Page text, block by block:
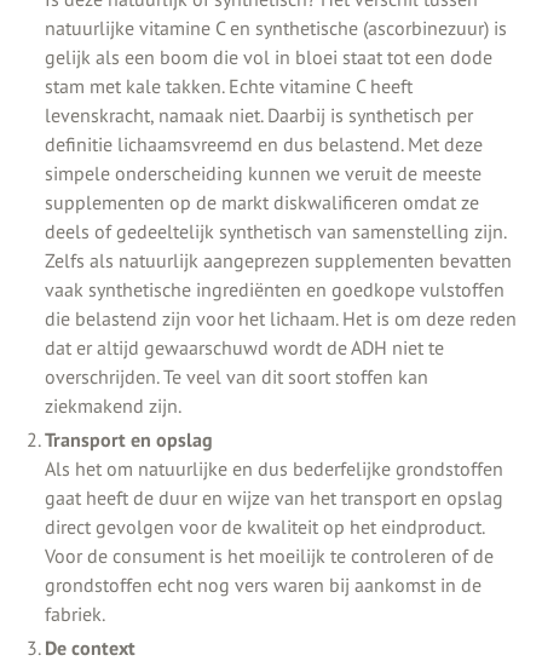
natuurlijke vitamine C en synthetische (ascorbinezuur) is
gelijk als een boom die vol in bloei staat tot een dode
stam met kale takken. Echte vitamine C heeft
levenskracht, namaak niet. Daarbij is synthetisch per
definitie lichaamsvreemd en dus belastend. Met deze
simpele onderscheiding kunnen we veruit de meeste
supplementen op de markt diskwalificeren omdat ze
deels of gedeeltelijk synthetisch van samenstelling zijn.
Zelfs als natuurlijk aangeprezen supplementen bevatten
vaak synthetische ingrediënten en goedkope vulstoffen
die belastend zijn voor het lichaam. Het is om deze reden
dat er altijd gewaarschuwd wordt de ADH niet te
overschrijden. Te veel van dit soort stoffen kan
ziekmakend zijn.
Transport en opslag
Als het om natuurlijke en dus bederfelijke grondstoffen
gaat heeft de duur en wijze van het transport en opslag
direct gevolgen voor de kwaliteit op het eindproduct.
Voor de consument is het moeilijk te controleren of de
grondstoffen echt nog vers waren bij aankomst in de
fabriek.
De context